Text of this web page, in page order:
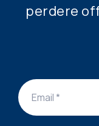
perdere